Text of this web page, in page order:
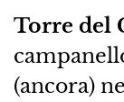
Torre del
(ancora)